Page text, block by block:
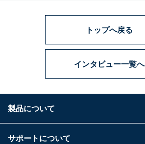
トップへ戻る
インタビュー一覧へ
製品について
サポートについて